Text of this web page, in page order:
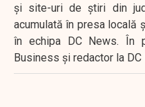
şi site-uri de ştiri din
acumulată în presa locală
în echipa DC News. În
Business şi redactor la DC